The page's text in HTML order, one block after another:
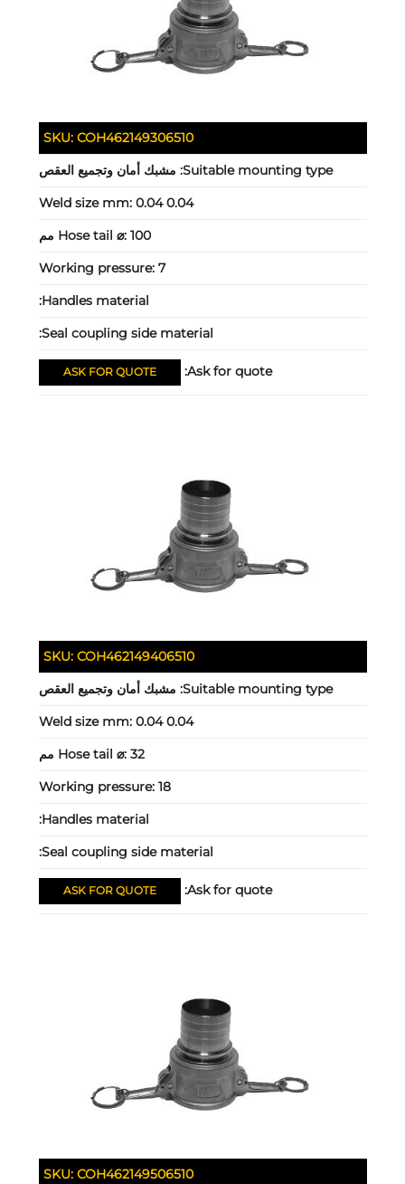
SKU: COH462149306510
Suitable mounting type: مشبك أمان وتجميع العقص
Weld size mm: 0.04 0.04
Hose tail ⌀: 100 مم
Working pressure: 7
Handles material:
Seal coupling side material:
Ask for quote:
ASK FOR QUOTE
SKU: COH462149406510
Suitable mounting type: مشبك أمان وتجميع العقص
Weld size mm: 0.04 0.04
Hose tail ⌀: 32 مم
Working pressure: 18
Handles material:
Seal coupling side material:
Ask for quote:
ASK FOR QUOTE
SKU: COH462149506510